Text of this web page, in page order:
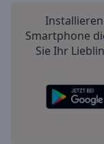
Smartphone
Sie Ihr